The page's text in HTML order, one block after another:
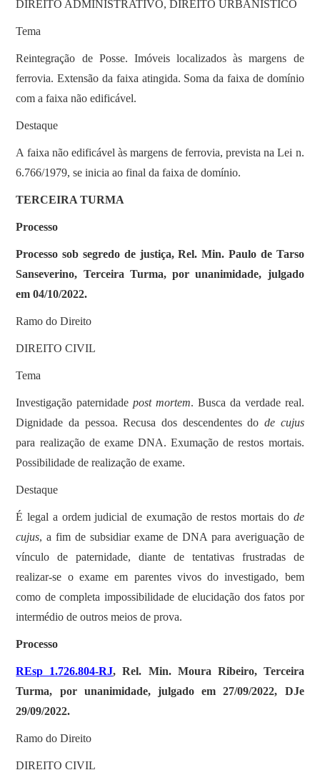
DIREITO ADMINISTRATIVO, DIREITO URBANÍSTICO
Tema
Reintegração de Posse. Imóveis localizados às margens de
ferrovia. Extensão da faixa atingida. Soma da faixa de domínio
com a faixa não edificável.
Destaque
A faixa não edificável às margens de ferrovia, prevista na Lei n.
6.766/1979, se inicia ao final da faixa de domínio.
TERCEIRA TURMA
Processo
Processo sob segredo de justiça, Rel. Min. Paulo de Tarso
Sanseverino, Terceira Turma, por unanimidade, julgado
em 04/10/2022.
Ramo do Direito
DIREITO CIVIL
Tema
Investigação paternidadepost mortem. Busca da verdade real.
Dignidade da pessoa. Recusa dos descendentes do de cujus
para realização de exame DNA. Exumação de restos mortais.
Possibilidade de realização de exame.
Destaque
É legal a ordem judicial de exumação de restos mortais do de
cujus, a fim de subsidiar exame de DNA para averiguação de
vínculo de paternidade, diante de tentativas frustradas de
realizar-se o exame em parentes vivos do investigado, bem
como de completa impossibilidade de elucidação dos fatos por
intermédio de outros meios de prova.
Processo
REsp 1.726.804-RJ, Rel. Min. Moura Ribeiro, Terceira
Turma, por unanimidade, julgado em 27/09/2022, DJe
29/09/2022.
Ramo do Direito
DIREITO CIVIL